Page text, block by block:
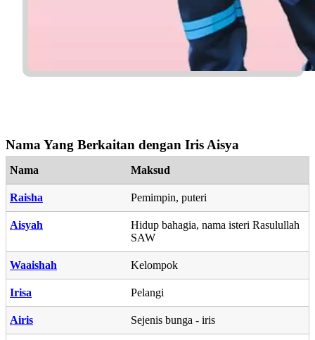
Nama Yang Berkaitan dengan Iris Aisya
Nama Maksud
Raisha Pemimpin, puteri
Aisyah
Hidup bahagia, nama isteri Rasulullah
SAW
Waaishah Kelompok
Irisa Pelangi
Airis Sejenis bunga - iris